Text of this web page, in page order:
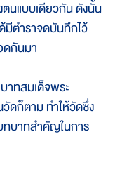
ตนแบบเดียวกัน ดังนั้น
มีตำราจดบันทึกไว้
กันมา
ทสมเด็จพระ
ดก็ตาม ทำให้วัดซึ่ง
ทบาทสำคัญในการ